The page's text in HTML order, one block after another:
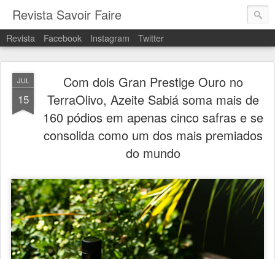
Revista Savoir Faire
Revista Facebook Instagram Twitter
JUL
15
Com dois Gran Prestige Ouro no
TerraOlivo, Azeite Sabiá soma mais de
160 pódios em apenas cinco safras e se
consolida como um dos mais premiados
do mundo